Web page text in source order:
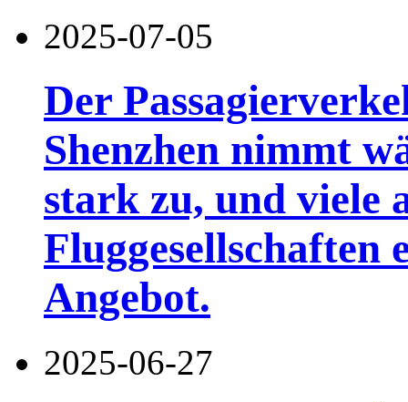
2025-07-05
Der
Shenzhen nimmt
stark zu, und viele
Angebot.
2025-06-27